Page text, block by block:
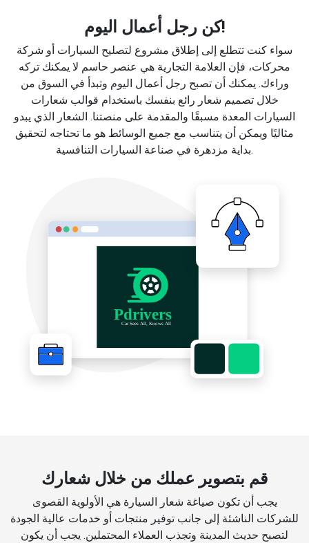
كن رجل أعمال اليوم!
سواء كنت تتطلع إلى إطلاق مشروع لتصليح السيارات أو شركة
محركات، فإن العلامة التجارية هي عنصر حاسم لا يمكنك تركه
وراءك. يمكنك أن تصبح رجل أعمال اليوم وتبدأ في السوق من
خلال تصميم شعار رائع بنفسك باستخدام قوالب شعارات
السيارات المعدة مسبقًا والمقدمة على منصتنا. الشعار الذي يبدو
مثاليًا ويمكن أن يتناسب مع جميع الوسائط هو ما تحتاجه لتحقيق
بداية مزدهرة في صناعة السيارات التنافسية.
قم بتصوير عملك من خلال شعارك
يجب أن تكون صياغة شعار السيارة هي الأولوية القصوى
للشركات الناشئة إلى جانب توفير منتجات أو خدمات عالية الجودة
لتصبح حديث المدينة وتجذب العملاء المحتملين. يجب أن يكون